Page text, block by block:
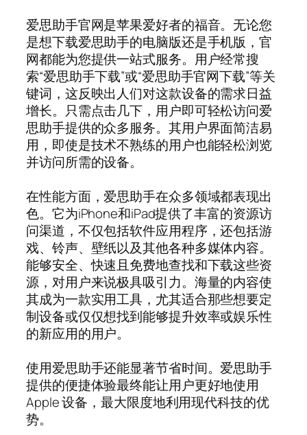
爱思助手官网是苹果爱好者的福音。无论您
是想下载爱思助手的电脑版还是手机版，官
网都能为您提供一站式服务。用户经常搜
索“爱思助手下载”或“爱思助手官网下载”等关
键词，这反映出人们对这款设备的需求日益
增长。只需点击几下，用户即可轻松访问爱
思助手提供的众多服务。其用户界面简洁易
用，即使是技术不熟练的用户也能轻松浏览
并访问所需的设备。
在性能方面，爱思助手在众多领域都表现出
色。它为iPhone和iPad提供了丰富的资源访
问渠道，不仅包括软件应用程序，还包括游
戏、铃声、壁纸以及其他各种多媒体内容。
能够安全、快速且免费地查找和下载这些资
源，对用户来说极具吸引力。海量的内容使
其成为一款实用工具，尤其适合那些想要定
制设备或仅仅想找到能够提升效率或娱乐性
的新应用的用户。
使用爱思助手还能显著节省时间。爱思助手
提供的便捷体验最终能让用户更好地使用
Apple 设备，最大限度地利用现代科技的优
势。